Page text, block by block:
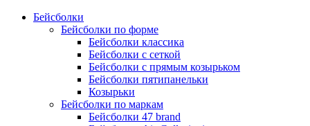
Бейсболки
Бейсболки по форме
Бейсболки классика
Бейсболки с сеткой
Бейсболки с прямым козырьком
Бейсболки пятипанельки
Козырьки
Бейсболки по маркам
Бейсболки 47 brand